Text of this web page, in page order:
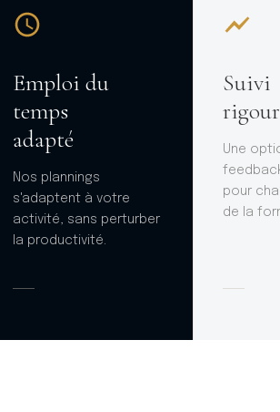
Emploi du
temps
adapté
Nos plannings
s'adaptent à votre
activité, sans perturber
la productivité.
Suivi
Une
pour
de la